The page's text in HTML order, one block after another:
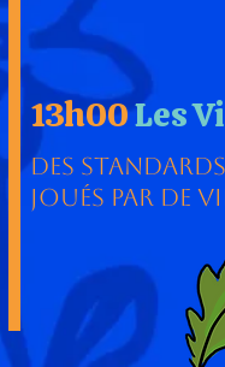
13h00Les
Des
joués par de